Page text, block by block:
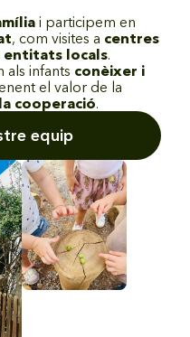
i participem en
, com visites a centres
entitats locals.
als infants conèixer i
el valor de la
cooperació.
equip